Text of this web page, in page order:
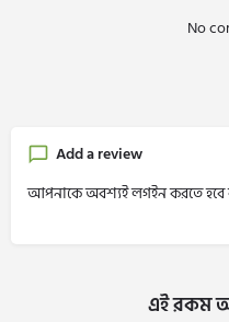
No
Add a review
আপনাকে অবশ্যই লগইন করতে হবে
এই রকম